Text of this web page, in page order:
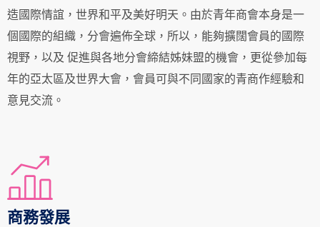
造國際情誼，世界和平及美好明天。由於青年商會本身是一
個國際的組織，分會遍佈全球，所以，能夠擴闊會員的國際
視野，以及 促進與各地分會締結姊妹盟的機會，更從參加每
年的亞太區及世界大會，會員可與不同國家的青商作經驗和
意見交流。
商務發展